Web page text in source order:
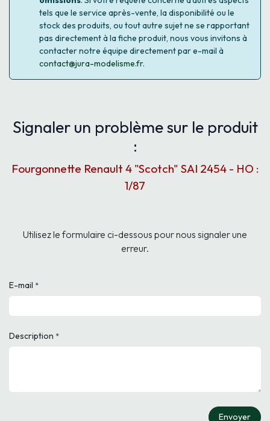
tels que le service après-vente, la disponibilité ou le
stock des produits, ou tout autre sujet ne se rapportant
pas directement à la fiche produit, nous vous invitons à
contacter notre équipe directement par e-mail à
contact@jura-modelisme.fr.
Signaler un problème sur le produit
:
Fourgonnette Renault 4 "Scotch" SAI 2454 - HO :
1/87
Utilisez le formulaire ci-dessous pour nous signaler une
erreur.
E-mail *
Description *
Envoyer